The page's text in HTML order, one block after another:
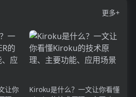
更多+
让你
Kiroku是什么？一文让你看懂